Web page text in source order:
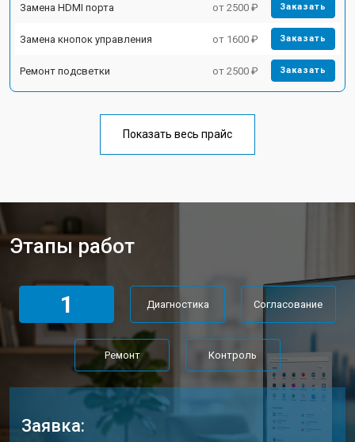
Замена HDMI порта от 2500 ₽ Заказать
Замена кнопок управления от 1600 ₽ Заказать
Ремонт подсветки от 2500 ₽ Заказать
Показать весь прайс
Этапы работ
1 Диагностика Согласование
Ремонт Контроль
Заявка: